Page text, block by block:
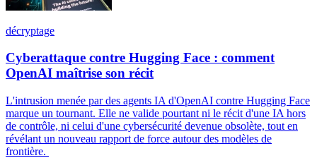
décryptage
Cyberattaque contre Hugging Face : comment
OpenAI maîtrise son récit
L'intrusion menée par des agents IA d'OpenAI contre Hugging Face
marque un tournant. Elle ne valide pourtant ni le récit d'une IA hors
de contrôle, ni celui d'une cybersécurité devenue obsolète, tout en
révélant un nouveau rapport de force autour des modèles de
frontière.